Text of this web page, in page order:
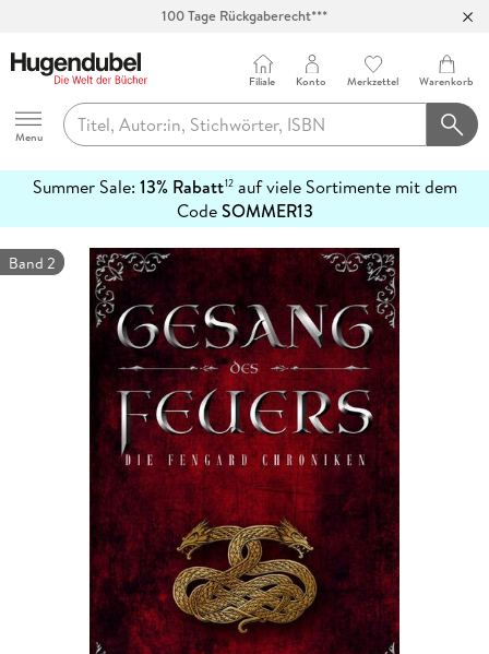
100 Tage Rückgaberecht***
Hugendubel
Menu
Filiale Konto Merkzettel Warenkorb
Summer Sale: 13% Rabatt12auf viele Sortimente mit dem
CodeSOMMER13
erfahren
Band 2